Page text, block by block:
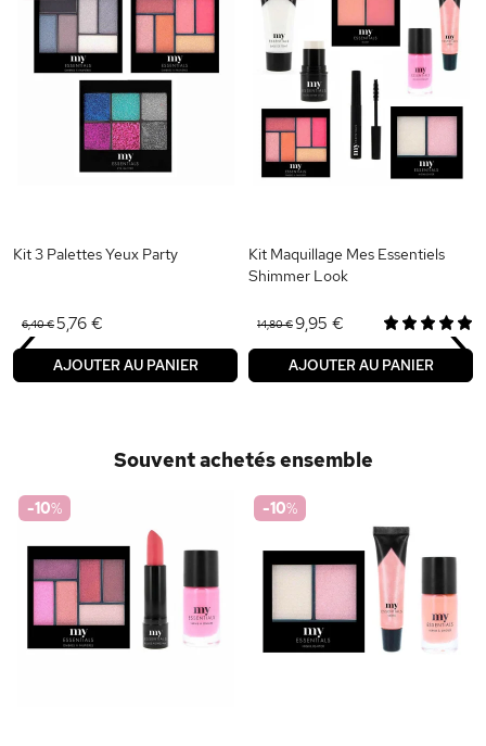
Kit 3 Palettes Yeux Party
6,40 €5,76 €
AJOUTER AU PANIER
Kit Maquillage Mes Essentiels
Shimmer Look
14,80 €9,95 €
AJOUTER AU PANIER
‹ ›
Souvent achetés ensemble
-10% -10%